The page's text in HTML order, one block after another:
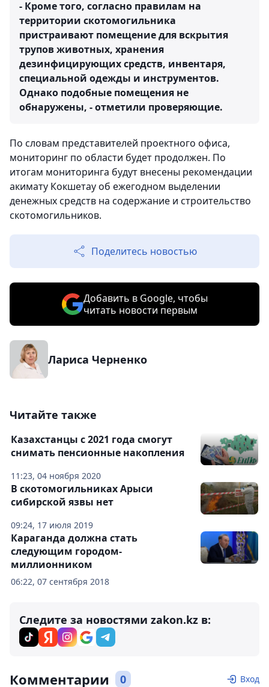
- Кроме того, согласно правилам на
территории скотомогильника
пристраивают помещение для вскрытия
трупов животных, хранения
дезинфицирующих средств, инвентаря,
специальной одежды и инструментов.
Однако подобные помещения не
обнаружены, - отметили проверяющие.
По словам представителей проектного офиса,
мониторинг по области будет продолжен. По
итогам мониторинга будут внесены рекомендации
акимату Кокшетау об ежегодном выделении
денежных средств на содержание и строительство
скотомогильников.
Поделитесь новостью
Добавить в Google, чтобы
читать новости первым
Лариса Черненко
Читайте также
11:23, 04 ноября 2020
Казахстанцы с 2021 года смогут
снимать пенсионные накопления
09:24, 17 июля 2019
В скотомогильниках Арыси
сибирской язвы нет
06:22, 07 сентября 2018
Караганда должна стать
следующим городом-
миллионником
Следите за новостями zakon.kz в:
Комментарии 0 Вход